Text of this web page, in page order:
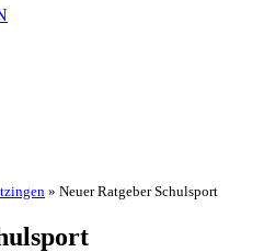
» Neuer Ratgeber Schulsport